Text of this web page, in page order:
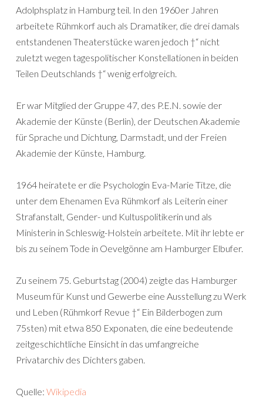
Adolphsplatz in Hamburg teil. In den 1960er Jahren
arbeitete Rühmkorf auch als Dramatiker, die drei damals
entstandenen Theaterstücke waren jedoch †“ nicht
zuletzt wegen tagespolitischer Konstellationen in beiden
Teilen Deutschlands †“ wenig erfolgreich.
Er war Mitglied der Gruppe 47, des P.E.N. sowie der
Akademie der Künste (Berlin), der Deutschen Akademie
für Sprache und Dichtung, Darmstadt, und der Freien
Akademie der Künste, Hamburg.
1964 heiratete er die Psychologin Eva-Marie Titze, die
unter dem Ehenamen Eva Rühmkorf als Leiterin einer
Strafanstalt, Gender- und Kultuspolitikerin und als
Ministerin in Schleswig-Holstein arbeitete. Mit ihr lebte er
bis zu seinem Tode in Oevelgönne am Hamburger Elbufer.
Zu seinem 75. Geburtstag (2004) zeigte das Hamburger
Museum für Kunst und Gewerbe eine Ausstellung zu Werk
und Leben (Rühmkorf Revue †“ Ein Bilderbogen zum
75sten) mit etwa 850 Exponaten, die eine bedeutende
zeitgeschichtliche Einsicht in das umfangreiche
Privatarchiv des Dichters gaben.
Quelle: Wikipedia